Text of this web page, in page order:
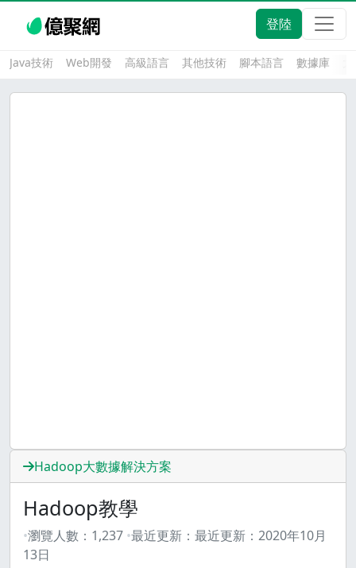
登陸
Java技術 Web開發 高級語言 其他技術 腳本語言 數據庫
Hadoop大數據解決方案
Hadoop教學
瀏覽人數： 1,237 最近更新： 最近更新： 2020年10月
13日